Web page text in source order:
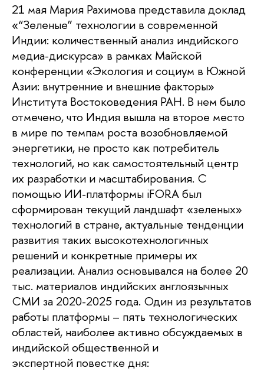
21 мая Мария Рахимова представила доклад
«“Зеленые” технологии в современной
Индии: количественный анализ индийского
медиа-дискурса» в рамках Майской
конференции «Экология и социум в Южной
Азии: внутренние и внешние факторы»
Института Востоковедения РАН. В нем было
отмечено, что Индия вышла на второе место
в мире по темпам роста возобновляемой
энергетики, не просто как потребитель
технологий, но как самостоятельный центр
их разработки и масштабирования. С
помощью ИИ-платформы iFORA был
сформирован текущий ландшафт «зеленых»
технологий в стране, актуальные тенденции
развития таких высокотехнологичных
решений и конкретные примеры их
реализации. Анализ основывался на более 20
тыс. материалов индийских англоязычных
СМИ за 2020-2025 года. Один из результатов
работы платформы – пять технологических
областей, наиболее активно обсуждаемых в
индийской общественной и
экспертной повестке дня: